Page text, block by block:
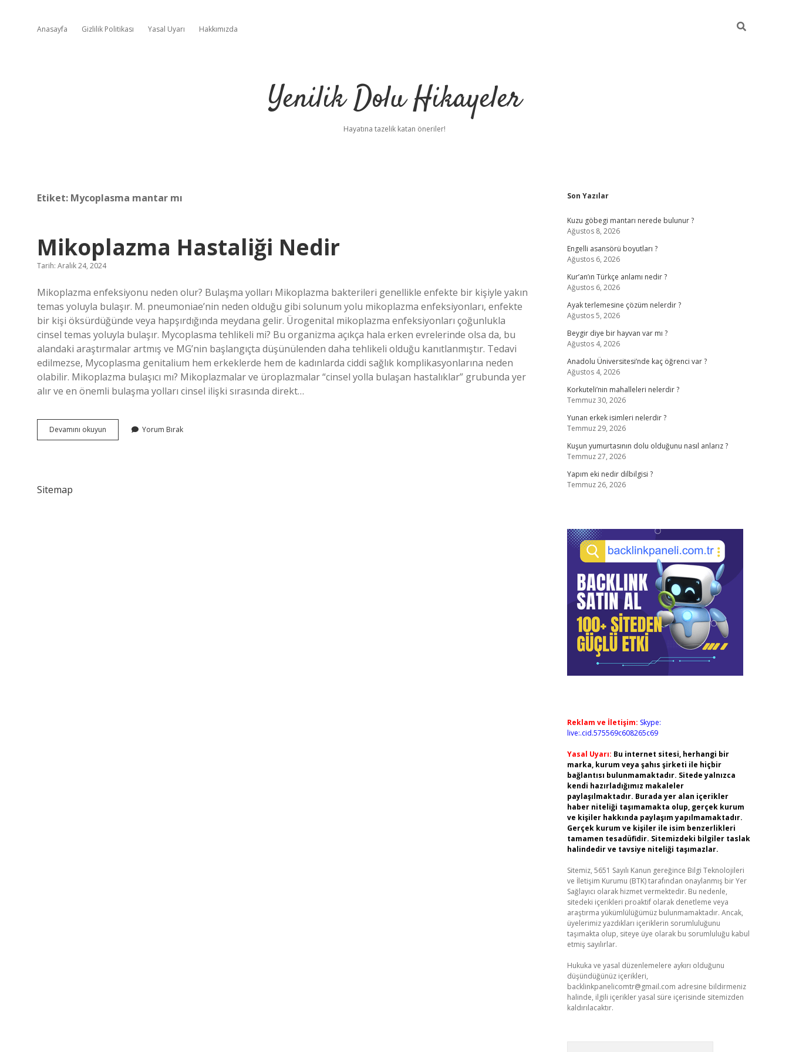
Anasayfa Gizlilik Politikası Yasal Uyarı Hakkımızda
Yenilik Dolu Hikayeler
Hayatına tazelik katan öneriler!
Etiket: Mycoplasma mantar mı
Mikoplazma Hastaliği Nedir
Tarih: Aralık 24, 2024
Mikoplazma enfeksiyonu neden olur? Bulaşma yolları Mikoplazma bakterileri genellikle enfekte bir kişiyle yakın
temas yoluyla bulaşır. M. pneumoniae’nin neden olduğu gibi solunum yolu mikoplazma enfeksiyonları, enfekte
bir kişi öksürdüğünde veya hapşırdığında meydana gelir. Ürogenital mikoplazma enfeksiyonları çoğunlukla
cinsel temas yoluyla bulaşır. Mycoplasma tehlikeli mi? Bu organizma açıkça hala erken evrelerinde olsa da, bu
alandaki araştırmalar artmış ve MG’nin başlangıçta düşünülenden daha tehlikeli olduğu kanıtlanmıştır. Tedavi
edilmezse, Mycoplasma genitalium hem erkeklerde hem de kadınlarda ciddi sağlık komplikasyonlarına neden
olabilir. Mikoplazma bulaşıcı mı? Mikoplazmalar ve üroplazmalar “cinsel yolla bulaşan hastalıklar” grubunda yer
alır ve en önemli bulaşma yolları cinsel ilişki sırasında direkt…
Devamını okuyun Mikoplazma
Hastaliği
Yorum Bırak
Sitemap
Sidebar
Son Yazılar
Kuzu göbegi mantarı nerede bulunur ?
Ağustos 8, 2026
Engelli asansörü boyutları ?
Ağustos 6, 2026
Kur’an’ın Türkçe anlamı nedir ?
Ağustos 6, 2026
Ayak terlemesine çözüm nelerdir ?
Ağustos 5, 2026
Beygir diye bir hayvan var mı ?
Ağustos 4, 2026
Anadolu Üniversitesi’nde kaç öğrenci var ?
Ağustos 4, 2026
Korkuteli’nin mahalleleri nelerdir ?
Temmuz 30, 2026
Yunan erkek isimleri nelerdir ?
Temmuz 29, 2026
Kuşun yumurtasının dolu olduğunu nasıl anlarız ?
Temmuz 27, 2026
Yapım eki nedir dilbilgisi ?
Temmuz 26, 2026
Reklam ve İletişim: Skype:
live:.cid.575569c608265c69
Yasal Uyarı: Bu internet sitesi, herhangi bir
marka, kurum veya şahıs şirketi ile hiçbir
bağlantısı bulunmamaktadır. Sitede yalnızca
kendi hazırladığımız makaleler
paylaşılmaktadır. Burada yer alan içerikler
haber niteliği taşımamakta olup, gerçek kurum
ve kişiler hakkında paylaşım yapılmamaktadır.
Gerçek kurum ve kişiler ile isim benzerlikleri
tamamen tesadüfidir. Sitemizdeki bilgiler taslak
halindedir ve tavsiye niteliği taşımazlar.
Sitemiz, 5651 Sayılı Kanun gereğince Bilgi Teknolojileri
ve İletişim Kurumu (BTK) tarafından onaylanmış bir Yer
Sağlayıcı olarak hizmet vermektedir. Bu nedenle,
sitedeki içerikleri proaktif olarak denetleme veya
araştırma yükümlülüğümüz bulunmamaktadır. Ancak,
üyelerimiz yazdıkları içeriklerin sorumluluğunu
taşımakta olup, siteye üye olarak bu sorumluluğu kabul
etmiş sayılırlar.
Hukuka ve yasal düzenlemelere aykırı olduğunu
düşündüğünüz içerikleri,
backlinkpanelicomtr@gmail.com adresine bildirmeniz
halinde, ilgili içerikler yasal süre içerisinde sitemizden
kaldırılacaktır.